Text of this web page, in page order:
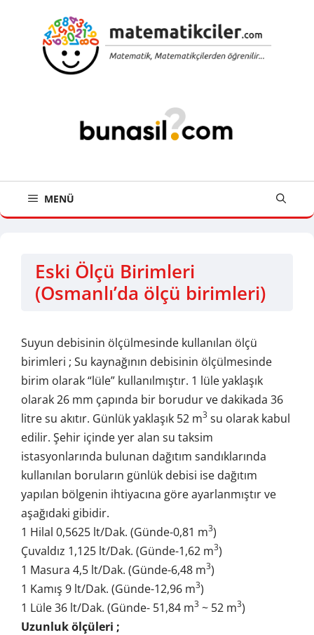
MENÜ
Eski Ölçü Birimleri
(Osmanlı’da ölçü birimleri)
Suyun debisinin ölçülmesinde kullanılan ölçü
birimleri ; Su kaynağının debisinin ölçülmesinde
birim olarak “lüle” kullanılmıştır. 1 lüle yaklaşık
olarak 26 mm çapında bir borudur ve dakikada 36
litre su akıtır. Günlük yaklaşık 52 m3 su olarak kabul
edilir. Şehir içinde yer alan su taksim
istasyonlarında bulunan dağıtım sandıklarında
kullanılan boruların günlük debisi ise dağıtım
yapılan bölgenin ihtiyacına göre ayarlanmıştır ve
aşağıdaki gibidir.
1 Hilal 0,5625 lt/Dak. (Günde-0,81 m3)
Çuvaldız 1,125 lt/Dak. (Günde-1,62 m3)
1 Masura 4,5 lt/Dak. (Günde-6,48 m3)
1 Kamış 9 lt/Dak. (Günde-12,96 m3)
1 Lüle 36 lt/Dak. (Günde- 51,84 m3 ~ 52 m3)
Uzunluk ölçüleri ;